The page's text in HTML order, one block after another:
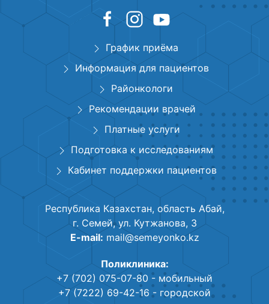
График приёма
Информация для пациентов
Районкологи
Рекомендации врачей
Платные услуги
Подготовка к исследованиям
Кабинет поддержки пациентов
Республика Казахстан, область Абай,
г. Семей, ул. Кутжанова, 3
E-mail: mail@semeyonko.kz
Поликлиника:
+7 (702) 075-07-80 - мобильный
+7 (7222) 69-42-16 - городской